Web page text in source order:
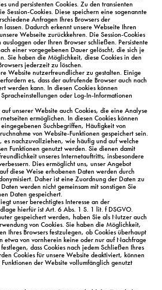
und persistenten Cookies. Zu den transienten
Session-Cookies. Diese speichern eine sogenannte
Anfragen Ihres Browsers der
lassen. Dadurch erkennt unsere Webseite Ihren
Webseite zurückkehren. Die Session-Cookies
oder Ihren Browser schließen. Persistente
einer vorgegebenen Dauer gelöscht, die sich je
Sie haben die Möglichkeit, diese Cookies in den
jederzeit zu löschen.
Website nutzerfreundlicher zu gestalten. Einige
es, dass der aufrufende Browser auch nach
werden kann. In diesen Cookies können
oder Log-In-Informationen
unserer Website auch Cookies, die eine Analyse
ermöglichen. In diesen Cookies können
Suchbegriffen, Häufigkeit von
von Website-Funktionen gespeichert sein.
es nachzuvollziehen, wie häufig und auf welche
Funktionen genutzt werden. Sie dienen damit
unseres Internetauftritts, insbesondere
Dies ermöglicht uns, unser Angebot
diese Weise erhobenen Daten werden durch
Daher ist eine Zuordnung der Daten zu
werden nicht gemeinsam mit sonstigen Sie
Daten gespeichert.
unser berechtigtes Interesse an der
hierfür ist Art. 6 Abs. 1 S. 1 lit. f DSGVO.
gespeichert werden, haben Sie als Nutzer auch
von Cookies. Sie haben die Möglichkeit,
Ihres Browsers festzulegen, ob Cookies überhaupt
etwa von vornherein keine oder nur auf Nachfrage
dass Cookies nach jedem Schließen Ihres
Cookies für unsere Website deaktiviert, können
der Website vollumfänglich genutzt